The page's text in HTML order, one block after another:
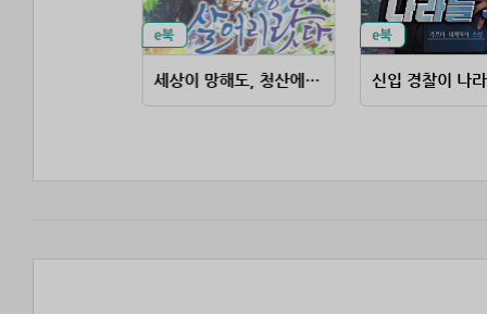
세상이 망해도, 청산에 살어리랏다 신입 경찰이 나